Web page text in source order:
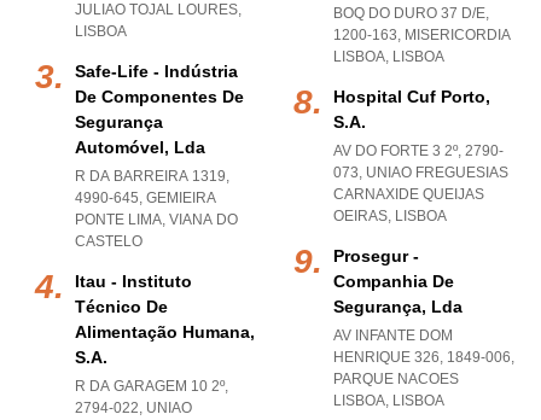
JULIAO TOJAL LOURES,
LISBOA
Safe-Life - Indústria
De Componentes De
Segurança
Automóvel, Lda
R DA BARREIRA 1319,
4990-645, GEMIEIRA
PONTE LIMA, VIANA DO
CASTELO
Itau - Instituto
Técnico De
Alimentação Humana,
S.a.
R DA GARAGEM 10 2º,
2794-022, UNIAO
BOQ DO DURO 37 D/E,
1200-163, MISERICORDIA
LISBOA, LISBOA
Hospital Cuf Porto,
S.a.
AV DO FORTE 3 2º, 2790-
073, UNIAO FREGUESIAS
CARNAXIDE QUEIJAS
OEIRAS, LISBOA
Prosegur -
Companhia De
Segurança, Lda
AV INFANTE DOM
HENRIQUE 326, 1849-006,
PARQUE NACOES
LISBOA, LISBOA